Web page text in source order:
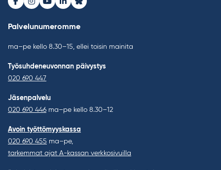
Facebook
Instagram
Youtube
LinkedInBluesky
Palvelunumeromme
ma–pe kello 8.30–15, ellei toisin mainita
Työsuhdeneuvonnan päivystys
020 690 447
Jäsenpalvelu
020 690 446 ma–pe kello 8.30–12
Avoin työttömyyskassa
020 690 455 ma–pe,
tarkemmat ajat A-kassan verkkosivuilla